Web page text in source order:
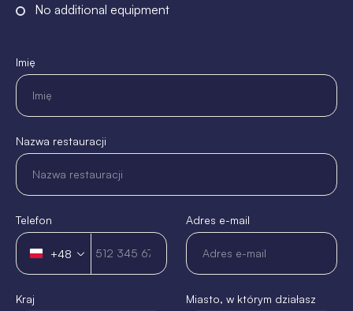
No additional equipment
Imię
Nazwa restauracji
Telefon
Polska
+48
+48
Adres e-mail
Kraj Miasto, w którym działasz